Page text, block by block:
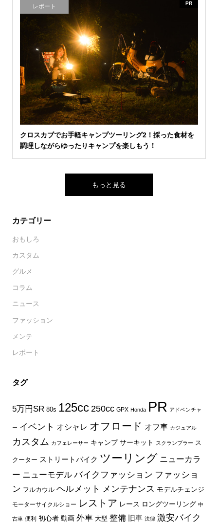
レポート PR
クロスカブでお手軽キャンプツーリング2！採った食材を
調理しながらゆったりキャンプを楽しもう！
もっと見る
カテゴリー
おもしろ
カスタム
グルメ
コラム
ニュース
ファッション
メンテ
レポート
タグ
5万円SR 80s 125cc 250cc GPX Honda PR アドベンチャ
ー イベント オシャレ オフロード オフ車 カジュアル
カスタム カフェレーサー キャンプ サーキット スクランブラー ス
クーター ストリートバイク ツーリング ニューカラ
ー ニューモデル バイクファッション ファッショ
ン フルカウル ヘルメット メンテナンス モデルチェンジ
モーターサイクルショー レストア レース ロングツーリング 中
古車 便利 初心者 動画 外車 大型 整備 旧車 法律 激安バイク